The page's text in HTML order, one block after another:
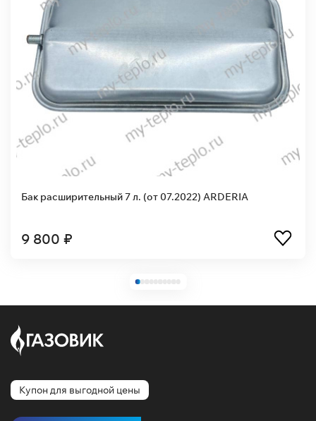
Бак расширительный 7 л. (от 07.2022) ARDERIA
9 800 ₽
Купон для выгодной цены